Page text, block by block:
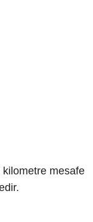
kilometre mesafe